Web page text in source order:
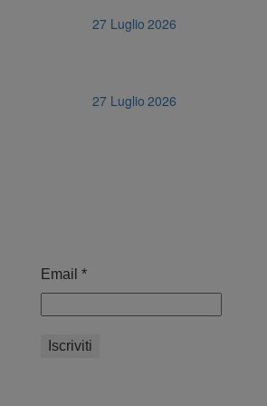
27 Luglio 2026
27 Luglio 2026
Email *